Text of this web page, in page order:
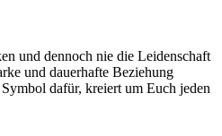
und dennoch nie die Leidenschaft
und dauerhafte Beziehung
dafür, kreiert um Euch jeden